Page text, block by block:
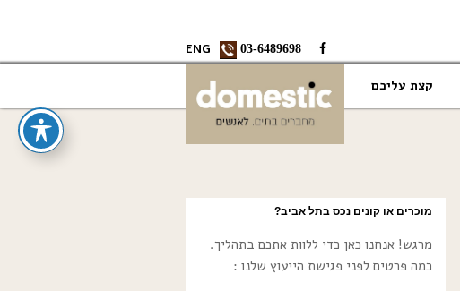
ENG 03-6489698
קצת עליכם
מוכרים או קונים נכס בתל אביב?
מרגש! אנחנו כאן כדי ללוות אתכם בתהליך.
כמה פרטים לפני פגישת הייעוץ שלנו :